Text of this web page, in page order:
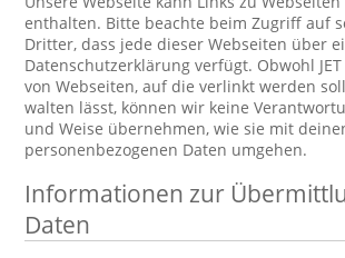
enthalten. Bitte beachte beim Zugriff auf
Dritter, dass jede dieser Webseiten über
Datenschutzerklärung verfügt. Obwohl
von Webseiten, auf die verlinkt werden
walten lässt, können wir keine
und Weise übernehmen, wie sie mit
personenbezogenen Daten umgehen.
Informationen zur
Daten